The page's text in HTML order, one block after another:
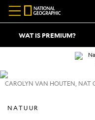
WAT IS PREMIUM?
CAROLYN VAN HOUTEN, NAT
NATUUR